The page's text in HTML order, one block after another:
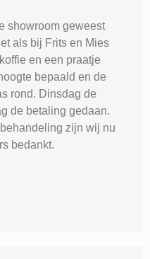
showroom geweest
als bij Frits en Mies
en een praatje
bepaald en de
rond. Dinsdag de
de betaling gedaan.
zijn wij nu
bedankt.